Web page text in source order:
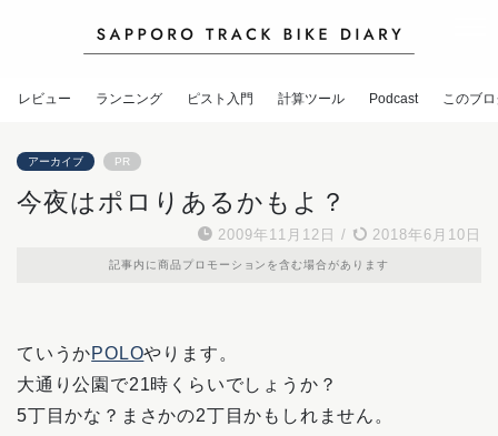
レビュー ランニング ピスト入門 計算ツール Podcast このブ
アーカイブ PR
今夜はポロりあるかもよ？
2009年11月12日 / 2018年6月10日
記事内に商品プロモーションを含む場合があります
ていうかPOLOやります。
大通り公園で21時くらいでしょうか？
5丁目かな？まさかの2丁目かもしれません。